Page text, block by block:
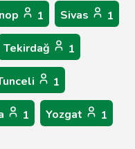
1 Sivas 1
Tekirdağ 1
1
1 Yozgat 1